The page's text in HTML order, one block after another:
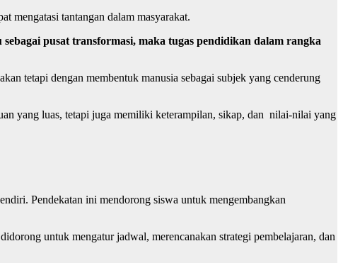
mengatasi tantangan dalam masyarakat.
pusat transformasi, maka tugas pendidikan dalam rangka
tetapi dengan membentuk manusia sebagai subjek yang cenderung
yang luas, tetapi juga memiliki keterampilan, sikap, dan nilai-nilai yang
Pendekatan ini mendorong siswa untuk mengembangkan
untuk mengatur jadwal, merencanakan strategi pembelajaran, dan